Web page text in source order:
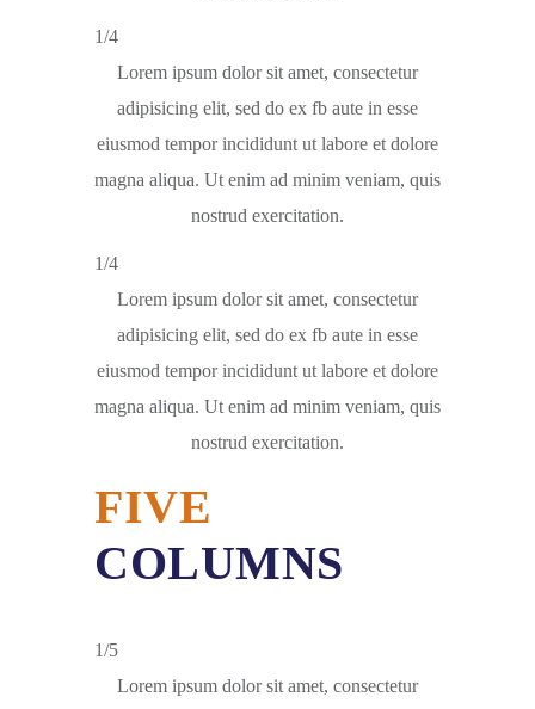
1/4
Lorem ipsum dolor sit amet, consectetur
adipisicing elit, sed do ex fb aute in esse
eiusmod tempor incididunt ut labore et dolore
magna aliqua. Ut enim ad minim veniam, quis
nostrud exercitation.
1/4
Lorem ipsum dolor sit amet, consectetur
adipisicing elit, sed do ex fb aute in esse
eiusmod tempor incididunt ut labore et dolore
magna aliqua. Ut enim ad minim veniam, quis
nostrud exercitation.
FIVE
COLUMNS
1/5
Lorem ipsum dolor sit amet, consectetur